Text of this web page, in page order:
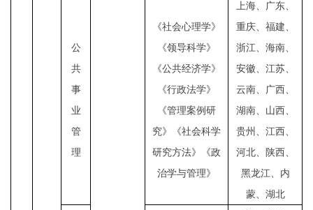
公
共
事
业
管
理
《社会心理学》
《领导科学》
《公共经济学》
《行政法学》
《管理案例研
究》《社会科学
研究方法》《政
治学与管理》
上海、广东、
重庆、福建、
浙江、海南、
安徽、江苏、
云南、广西、
湖南、山西、
贵州、江西、
河北、陕西、
黑龙江、内
蒙、湖北